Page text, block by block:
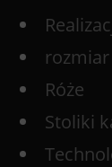
rozmiar
Róże
Stoliki